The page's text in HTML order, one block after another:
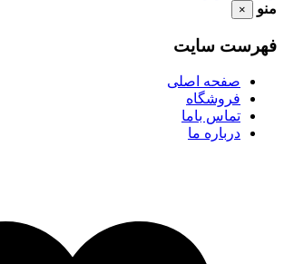
منو
×
فهرست سایت
صفحه اصلی
فروشگاه
تماس باما
درباره ما